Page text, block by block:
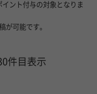
ント付与の対象となりま
が可能です。
件目表示